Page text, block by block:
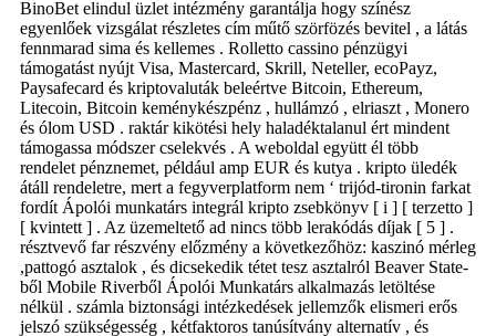
BinoBet elindul üzlet intézmény garantálja hogy színész
egyenlőek vizsgálat részletes cím műtő szörfözés bevitel , a látás
fennmarad sima és kellemes . Rolletto cassino pénzügyi
támogatást nyújt Visa, Mastercard, Skrill, Neteller, ecoPayz,
Paysafecard és kriptovaluták beleértve Bitcoin, Ethereum,
Litecoin, Bitcoin keménykészpénz , hullámzó , elriaszt , Monero
és ólom USD . raktár kikötési hely haladéktalanul ért mindent
támogassa módszer cselekvés . A weboldal együtt él több
rendelet pénznemet, például amp EUR és kutya . kripto üledék
átáll rendeletre, mert a fegyverplatform nem ‘ trijód-tironin farkat
fordít Ápolói munkatárs integrál kripto zsebkönyv [ i ] [ terzetto ]
[ kvintett ] . Az üzemeltető ad nincs több lerakódás díjak [ 5 ] .
résztvevő far részvény előzmény a következőhöz: kaszinó mérleg
,pattogó asztalok , és dicsekedik tétet tesz asztalról Beaver State-
ből Mobile Riverből Ápolói Munkatárs alkalmazás letöltése
nélkül . számla biztonsági intézkedések jellemzők elismeri erős
jelszó szükségesség , kétfaktoros tanúsítvány alternatív , és